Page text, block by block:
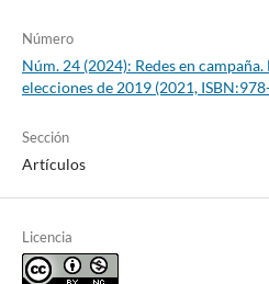
Número
Núm. 24 (2024): Redes en
elecciones de 2019 (2021,
Sección
Artículos
Licencia